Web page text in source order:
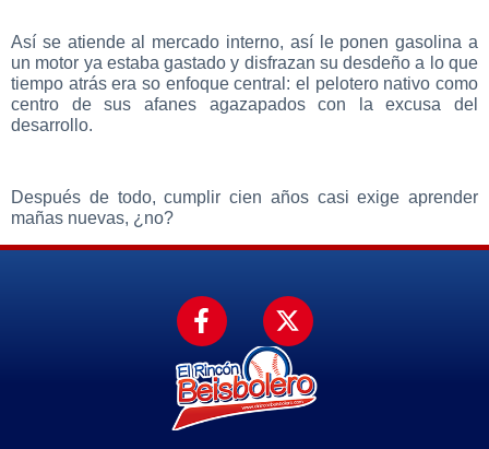
Así se atiende al mercado interno, así le ponen gasolina a
un motor ya estaba gastado y disfrazan su desdeño a lo que
tiempo atrás era so enfoque central: el pelotero nativo como
centro de sus afanes agazapados con la excusa del
desarrollo.
Después de todo, cumplir cien años casi exige aprender
mañas nuevas, ¿no?